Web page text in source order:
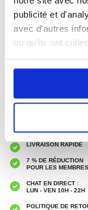
publicité et
avec d'autres
ou qu'ils ont
- Le double fermoir
OnePlus
Catégories associées:
LIVRAISON RAPIDE
7 % DE RÉDUCTION
POUR LES
CHAT EN DIRECT :
LUN - VEN 10H - 22H
POLITIQUE DE